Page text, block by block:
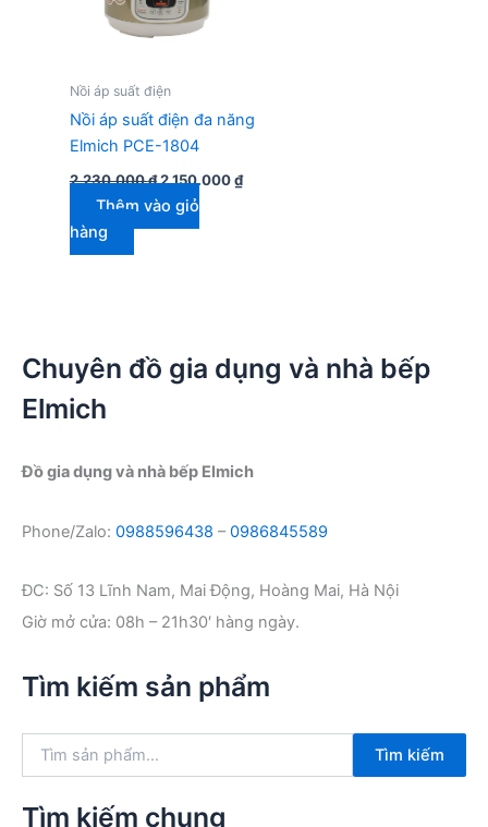
Nồi áp suất điện
Nồi áp suất điện đa năng
Elmich PCE-1804
2.230.000₫ Giá
là:
2.230.000 ₫.
2.150.000₫Giá
hiện
Thêm vào giỏ
hàng
Chuyên đồ gia dụng và nhà bếp
Elmich
Đồ gia dụng và nhà bếp Elmich
Phone/Zalo: 0988596438 –0986845589
ĐC: Số 13 Lĩnh Nam, Mai Động, Hoàng Mai, Hà Nội
Giờ mở cửa: 08h – 21h30′ hàng ngày.
Tìm kiếm sản phẩm
k
Tìm kiếm
Tìm kiếm chung